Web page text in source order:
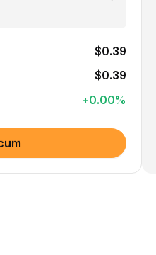
$0.39
$0.39
+0.00%